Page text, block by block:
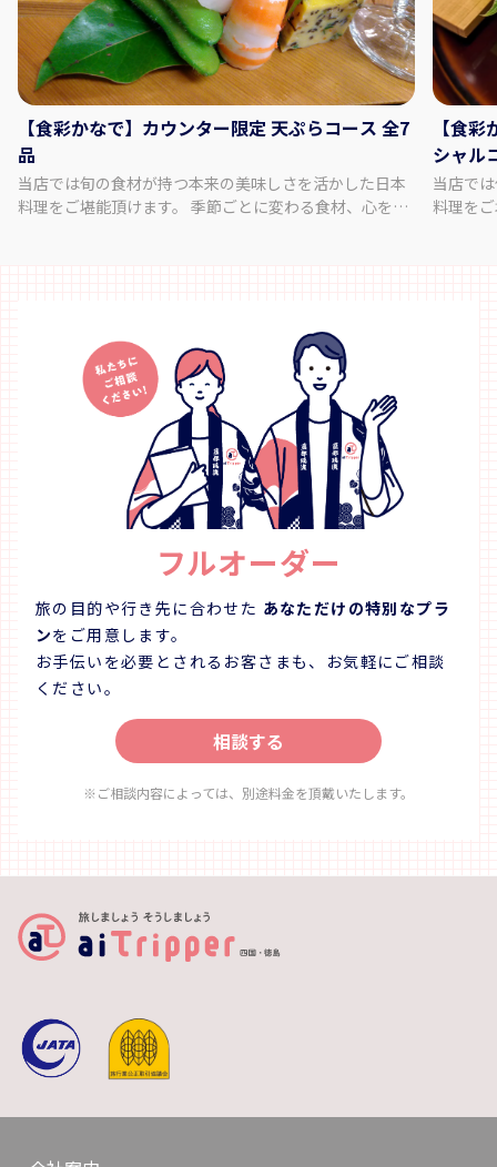
【食彩かなで】カウンター限定 天ぷらコース 全7
品
当店では旬の食材が持つ本来の美味しさを活かした日本
料理をご堪能頂けます。 季節ごとに変わる食材、心を込
本来の旨味を是非ご堪能下さい。 【食彩かなで】 〒770-
0934 徳島県徳島市秋田町２丁目８ ＡⅡＫビル １Ｆ
【食
当店で
料理を
フルオーダー
旅の目的や行き先に合わせた あなただけの特別なプラ
ンをご用意します。
お手伝いを必要とされるお客さまも、お気軽にご相談
ください。
相談する
※ご相談内容によっては、別途料金を頂戴いたします。